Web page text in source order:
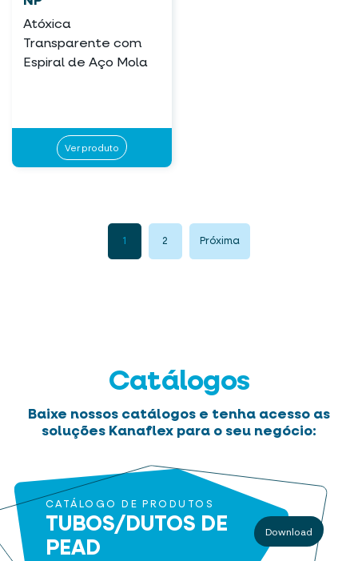
Atóxica
Transparente com
Espiral de Aço Mola
Ver produto
1 2 Próxima
Catálogos
Baixe nossos catálogos e tenha acesso as
soluções Kanaflex para o seu negócio:
CATÁLOGO DE PRODUTOS
TUBOS/DUTOS DE
PEAD
Download